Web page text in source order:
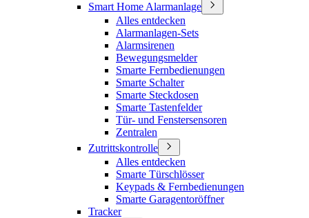
Smart Home Alarmanlage
Alles entdecken
Alarmanlagen-Sets
Alarmsirenen
Bewegungsmelder
Smarte Fernbedienungen
Smarte Schalter
Smarte Steckdosen
Smarte Tastenfelder
Tür- und Fenstersensoren
Zentralen
Zutrittskontrolle
Alles entdecken
Smarte Türschlösser
Keypads & Fernbedienungen
Smarte Garagentoröffner
Tracker